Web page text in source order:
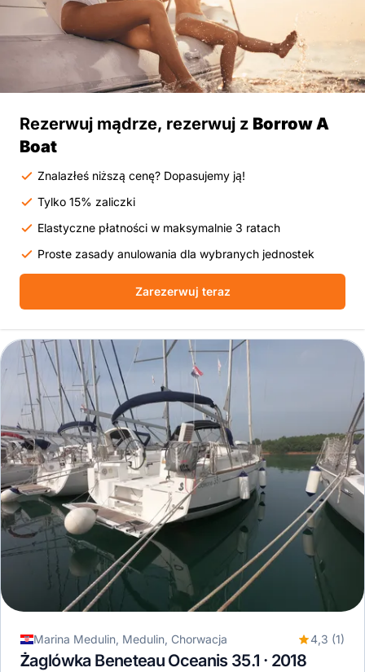
Rezerwuj mądrze, rezerwuj z Borrow A
Boat
Znalazłeś niższą cenę? Dopasujemy ją!
Tylko 15% zaliczki
Elastyczne płatności w maksymalnie 3 ratach
Proste zasady anulowania dla wybranych jednostek
Zarezerwuj teraz
Marina Medulin, Medulin, Chorwacja 4,3 (1)
Żaglówka Beneteau Oceanis 35.1 · 2018